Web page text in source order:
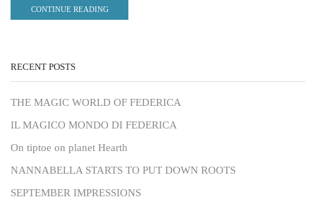
CONTINUE READING
RECENT POSTS
THE MAGIC WORLD OF FEDERICA
IL MAGICO MONDO DI FEDERICA
On tiptoe on planet Hearth
NANNABELLA STARTS TO PUT DOWN ROOTS
SEPTEMBER IMPRESSIONS